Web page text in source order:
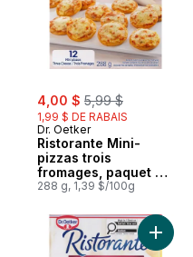
sale:
4,00 $ , formerly:
5,99 $
1,99 $ DE RABAIS
Dr. Oetker
Ristorante Mini-
pizzas trois
fromages, paquet de
12
288 g, 1,39 $/100g